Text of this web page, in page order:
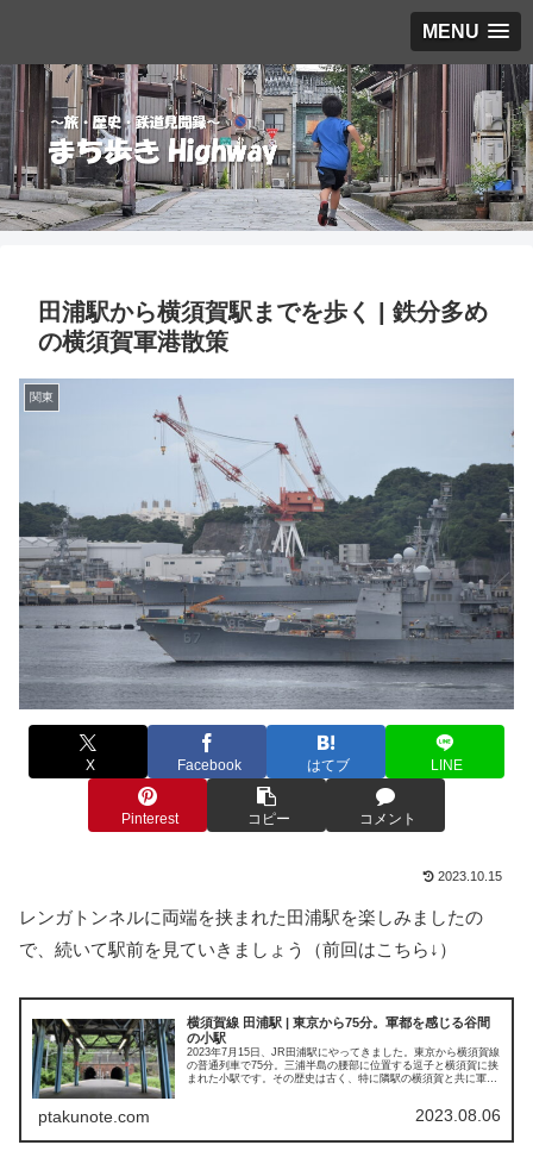
MENU
田浦駅から横須賀駅までを歩く | 鉄分多め
の横須賀軍港散策
関東
X Facebook はてブ LINE
Pinterest コピー コメント
2023.10.15
レンガトンネルに両端を挟まれた田浦駅を楽しみましたの
で、続いて駅前を見ていきましょう（前回はこちら↓）
横須賀線 田浦駅 | 東京から75分。軍都を感じる谷間
の小駅
2023年7月15日、JR田浦駅にやってきました。東京から横須賀線
の普通列車で75分。三浦半島の腰部に位置する逗子と横須賀に挟
まれた小駅です。その歴史は古く、特に隣駅の横須賀と共に軍港
ptakunote.com 2023.08.06